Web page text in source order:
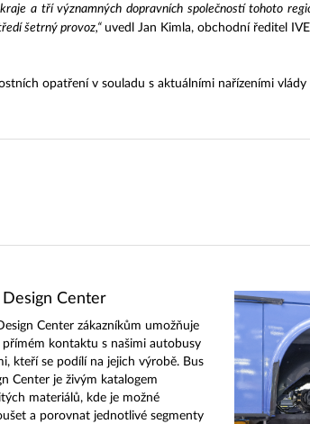
a tří významných dopravních společností tohoto
šetrný provoz,“ uvedl Jan Kimla, obchodní ředitel
opatření v souladu s aktuálními nařízeními
Design Center
Center zákazníkům umožňuje
přímém kontaktu s našimi autobusy
kteří se podílí na jejich výrobě. Bus
Center je živým katalogem
materiálů, kde je možné
a porovnat jednotlivé segmenty